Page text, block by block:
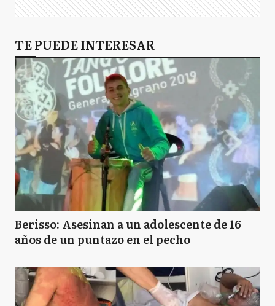
TE PUEDE INTERESAR
Berisso: Asesinan a un adolescente de 16
años de un puntazo en el pecho